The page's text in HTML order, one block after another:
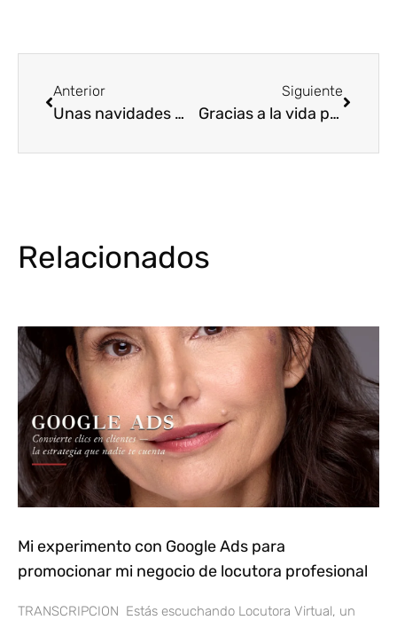
Anterior
Unas navidades maravillosas en mi estudio de grabación.
Siguiente
Gracias a la vida por tantos nuevos proyectos en el horizonte
Relacionados
Mi experimento con Google Ads para
promocionar mi negocio de locutora profesional
TRANSCRIPCION Estás escuchando Locutora Virtual, un